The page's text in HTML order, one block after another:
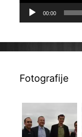
00:00
Fotografije